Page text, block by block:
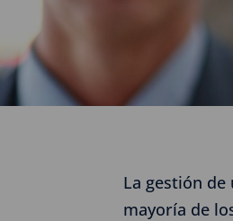
La gestión de
mayoría de